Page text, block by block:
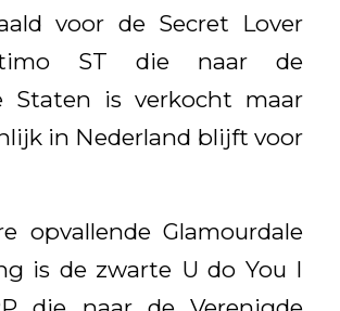
voor de Secret Lover
ST die naar de
Staten is verkocht maar
in Nederland blijft voor
opvallende Glamourdale
is de zwarte U do You I